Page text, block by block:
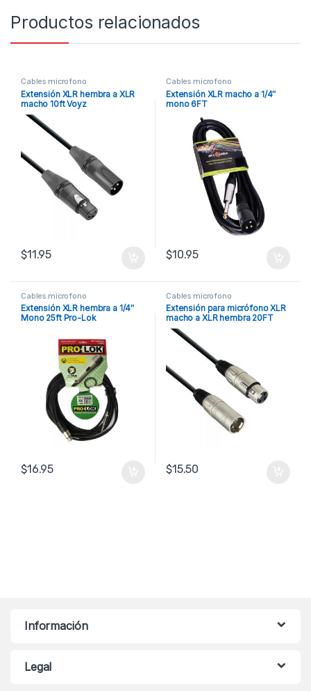
Productos relacionados
Cables microfono
Extensión XLR hembra a XLR
macho 10ft Voyz
$11.95
Cables microfono
Extensión XLR macho a 1/4″
mono 6FT
$10.95
Cables microfono
Extensión XLR hembra a 1/4″
Mono 25ft Pro-Lok
$16.95
Cables microfono
Extensión para micrófono XLR
macho a XLR hembra 20FT
Accenta
$15.50
Información
Legal